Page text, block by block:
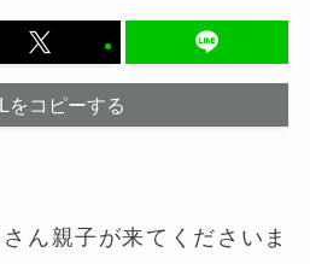
をコピーする
ん親子が来てくださいま